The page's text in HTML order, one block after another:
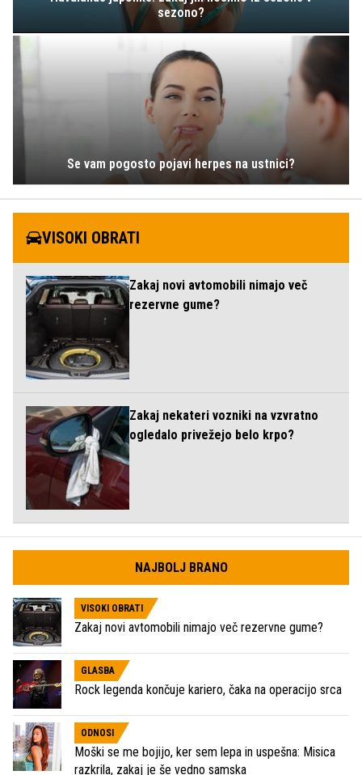
sezono?
Se vam pogosto pojavi herpes na ustnici?
VISOKI OBRATI
Zakaj novi avtomobili nimajo več
rezervne gume?
Zakaj nekateri vozniki na vzvratno
ogledalo privežejo belo krpo?
NAJBOLJ BRANO
VISOKI OBRATI
Zakaj novi avtomobili nimajo več rezervne gume?
GLASBA
Rock legenda končuje kariero, čaka na operacijo srca
ODNOSI
Moški se me bojijo, ker sem lepa in uspešna: Misica
razkrila, zakaj je še vedno samska